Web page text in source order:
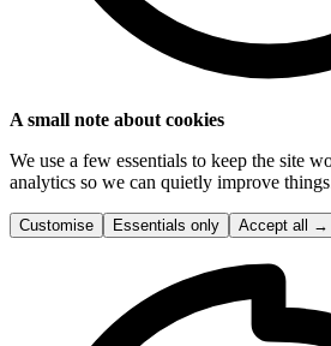
A small note about cookies
We use a few essentials to keep the site
analytics so we can quietly improve
Customise Essentials only Accept all →